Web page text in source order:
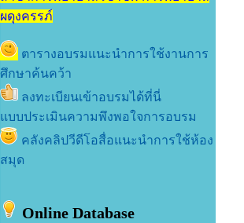
ผดุงครรภ์
ตารางอบรมแนะนำการใช้งานการ
ศึกษาค้นคว้า
ลงทะเบียนเข้าอบรมได้ที่นี่
แบบประเมินความพึงพอใจการอบรม
คลังคลิปวีดีโอสื่อแนะนำการใช้ห้อง
สมุด
Online Database